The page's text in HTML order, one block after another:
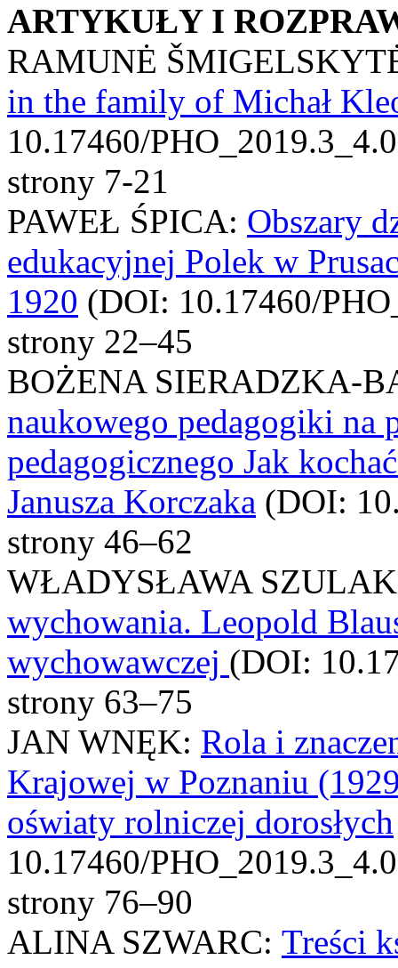
ARTYKUŁY I
RAMUNĖ
in the family of Michał
10.17460/
strony 7-21
PAWEŁ ŚPICA: Obszary
edukacyjnej Polek w
1920 (DOI: 10.17460/
strony 22–45
BOŻENA SIERADZKA-
naukowego pedagogiki na
pedagogicznego Jak
Janusza Korczaka (DOI:
strony 46–62
WŁADYSŁAWA
wychowania. Leopold
wychowawczej (DOI:
strony 63–75
JAN WNĘK: Rola i
Krajowej w Poznaniu
oświaty rolniczej dorosłych
10.17460/
strony 76–90
ALINA SZWARC: Treści